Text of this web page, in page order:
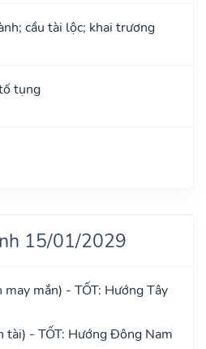
cầu tài lộc; khai trương
tụng
15/01/2029
mắn) - TỐT: Hướng Tây
tài) - TỐT: Hướng Đông Nam